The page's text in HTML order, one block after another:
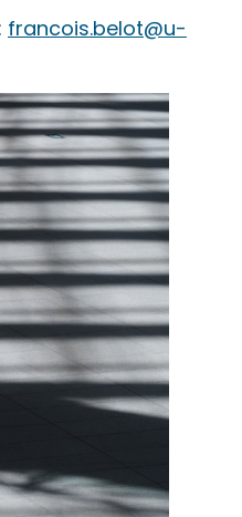
francois.belot@u-